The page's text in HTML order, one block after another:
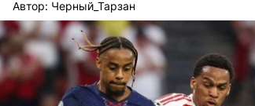
Автор: Черный_Тарзан